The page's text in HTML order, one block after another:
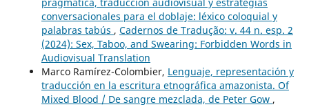
pragmática, traducción audiovisual y estrategias
conversacionales para el doblaje: léxico coloquial y
palabras tabús , Cadernos de Tradução: v. 44 n. esp. 2
(2024): Sex, Taboo, and Swearing: Forbidden Words in
Audiovisual Translation
Marco Ramírez-Colombier, Lenguaje, representación y
traducción en la escritura etnográfica amazonista. Of
Mixed Blood / De sangre mezclada, de Peter Gow ,